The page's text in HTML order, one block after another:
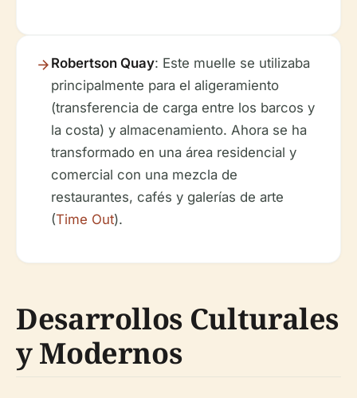
Robertson Quay: Este muelle se utilizaba
principalmente para el aligeramiento
(transferencia de carga entre los barcos y
la costa) y almacenamiento. Ahora se ha
transformado en una área residencial y
comercial con una mezcla de
restaurantes, cafés y galerías de arte
(Time Out).
Desarrollos Culturales
y Modernos